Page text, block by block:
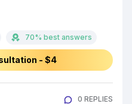
70% best answers
- $4
0 REPLIES